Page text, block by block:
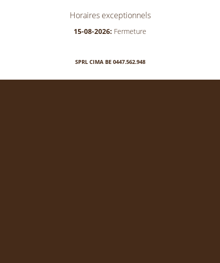
Horaires exceptionnels
15-08-2026: Fermeture
SPRL CIMA BE 0447.562.948